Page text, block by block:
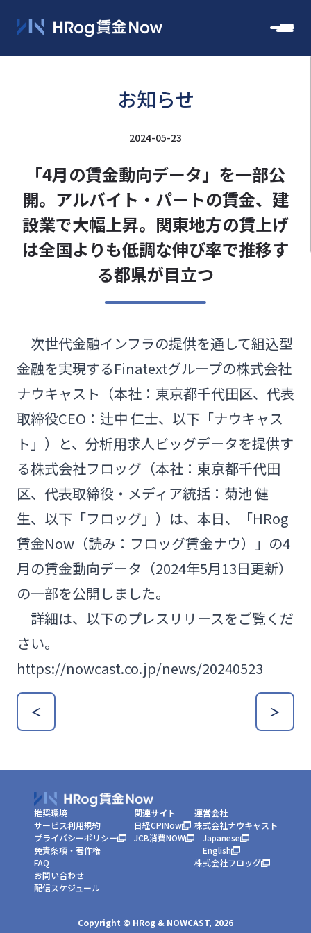
お知らせ
2024-05-23
「4月の賃金動向データ」を一部公
開。アルバイト・パートの賃金、建
設業で大幅上昇。関東地方の賃上げ
は全国よりも低調な伸び率で推移す
る都県が目立つ
次世代金融インフラの提供を通して組込型
金融を実現するFinatextグループの株式会社
ナウキャスト（本社：東京都千代田区、代表
取締役CEO：辻中 仁士、以下「ナウキャス
ト」）と、分析用求人ビッグデータを提供す
る株式会社フロッグ（本社：東京都千代田
区、代表取締役・メディア統括：菊池 健
生、以下「フロッグ」）は、本日、「HRog
賃金Now（読み：フロッグ賃金ナウ）」の4
月の賃金動向データ（2024年5月13日更新）
の一部を公開しました。
詳細は、以下のプレスリリースをご覧くだ
さい。
https://nowcast.co.jp/news/20240523
＜ ＞
推奨環境
サービス利用規約
プライバシーポリシー
免責条項・著作権
FAQ
お問い合わせ
配信スケジュール
関連サイト
日経CPINow
JCB消費NOW
運営会社
株式会社ナウキャスト
Japanese
English
株式会社フロッグ
Copyright © HRog & NOWCAST, 2026